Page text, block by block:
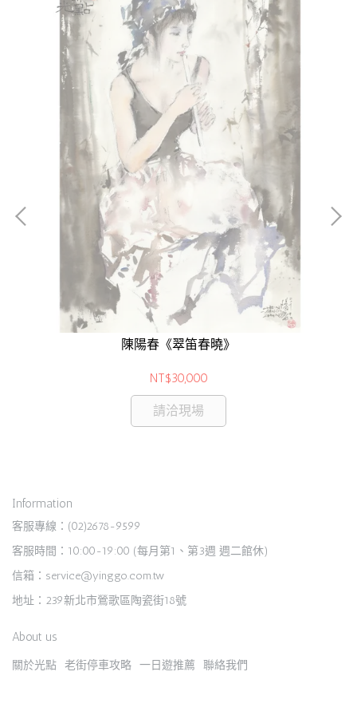
陳陽春《翠笛春曉》
NT$30,000
請洽現場
Information
客服專線：(02)2678-9599
客服時間：10:00-19:00 (每月第1、第3週 週二館休)
信箱：service@yinggo.com.tw
地址：239新北市鶯歌區陶瓷街18號
About us
關於光點 老街停車攻略 一日遊推薦 聯絡我們